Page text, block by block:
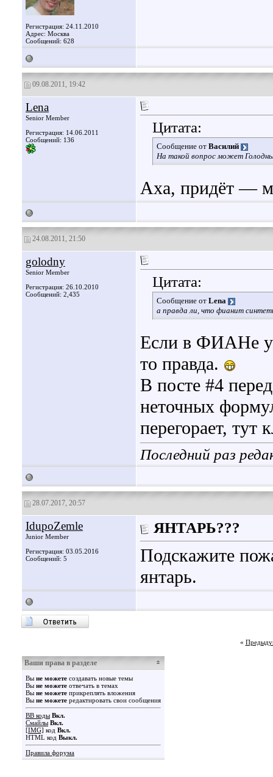
Регистрация: 24.11.2010
Адрес: Москва
Сообщений: 628
09.08.2011, 19:42
Lena
Senior Member
Регистрация: 14.06.2011
Сообщений: 136
Цитата:
Сообщение от Василий
На такой вопрос может
Аха, придёт —
24.08.2011, 21:50
golodny
Senior Member
Регистрация: 26.10.2010
Сообщений: 2,435
Цитата:
Сообщение от Lena
а правда ли, что фианит
Если в ФИАНе
то правда.
В посте #4
неточных
перегорает,
Последний раз
28.07.2017, 20:57
IdupoZemle
Junior Member
Регистрация: 03.05.2016
Сообщений: 5
ЯНТАРЬ???
Подскажите
янтарь.
«
Ваши права в разделе
Вы не можете создавать новые темы
Вы не можете отвечать в темах
Вы не можете прикреплять вложения
Вы не можете редактировать свои сообщения
BB коды Вкл.
Смайлы Вкл.
[IMG] код Вкл.
HTML код Выкл.
Правила форума